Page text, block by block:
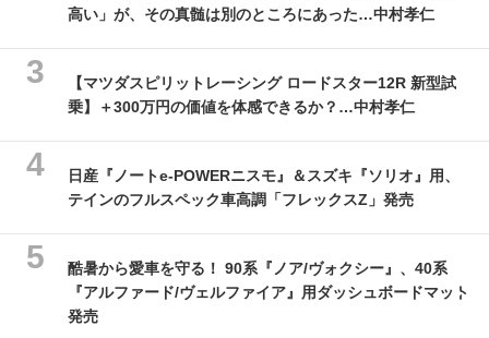
高い」が、その真髄は別のところにあった…中村孝仁
【マツダスピリットレーシング ロードスター12R 新型試
乗】＋300万円の価値を体感できるか？…中村孝仁
日産『ノートe-POWERニスモ』＆スズキ『ソリオ』用、
テインのフルスペック車高調「フレックスZ」発売
酷暑から愛車を守る！ 90系『ノア/ヴォクシー』、40系
『アルファード/ヴェルファイア』用ダッシュボードマット
発売